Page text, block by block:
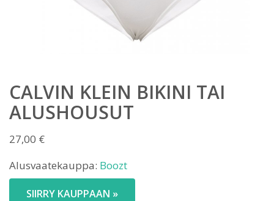
CALVIN KLEIN BIKINI TAI
ALUSHOUSUT
27,00 €
Alusvaatekauppa: Boozt
SIIRRY KAUPPAAN »